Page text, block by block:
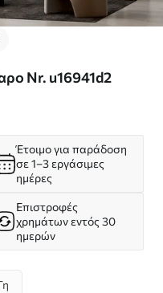
Nr. u16941d2
Έτοιμο για παράδοση
σε 1–3 εργάσιμες
ημέρες
Επιστροφές
χρημάτων εντός 30
ημερών